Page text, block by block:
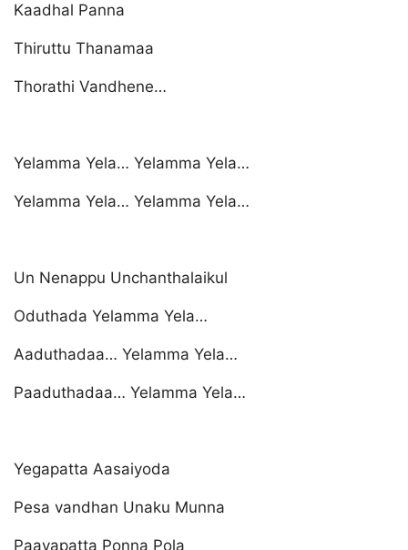
Kaadhal Panna
Thiruttu Thanamaa
Thorathi Vandhene…
Yelamma Yela… Yelamma Yela…
Yelamma Yela… Yelamma Yela…
Un Nenappu Unchanthalaikul
Oduthada Yelamma Yela…
Aaduthadaa… Yelamma Yela…
Paaduthadaa… Yelamma Yela…
Yegapatta Aasaiyoda
Pesa vandhan Unaku Munna
Paavapatta Ponna Pola